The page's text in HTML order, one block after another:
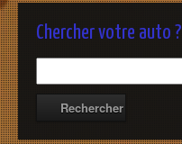
Chercher votre auto ?